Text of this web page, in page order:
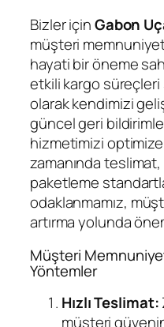
Bizler içinGabon
müşteri
hayati bir öneme
etkili kargo süreçleri
olarak kendimizi
güncel geri
hizmetimizi
zamanında
paketleme
odaklanmamız,
artırma yolunda
Müşteri
Yöntemler
Hızlı Teslimat:
müşteri